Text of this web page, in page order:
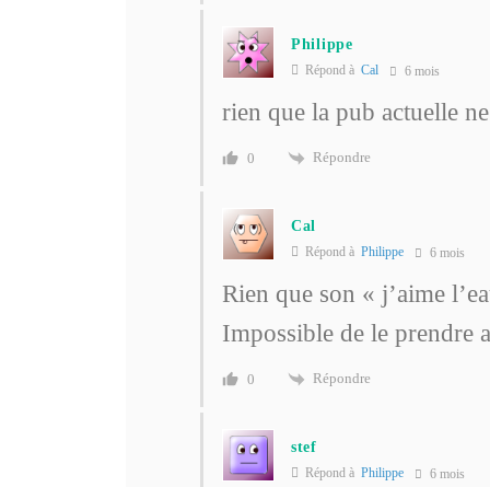
Philippe
Répond à Cal 6 mois
rien que la pub actuelle
0 Répondre
Cal
Répond à Philippe 6 mois
Rien que son « j’aime
Impossible de le prendre
0 Répondre
stef
Répond à Philippe 6 mois